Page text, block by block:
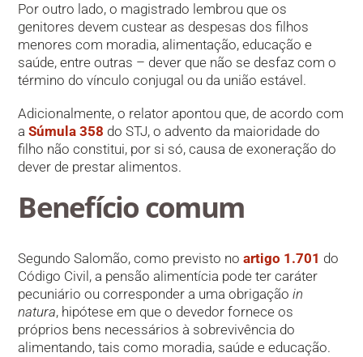
Por outro lado, o magistrado lembrou que os
genitores devem custear as despesas dos filhos
menores com moradia, alimentação, educação e
saúde, entre outras – dever que não se desfaz com o
término do vínculo conjugal ou da união estável.
Adicionalmente, o relator apontou que, de acordo com
aSúmula 358 do STJ, o advento da maioridade do
filho não constitui, por si só, causa de exoneração do
dever de prestar alimentos.
Benefício com​​um
Segundo Salomão, como previsto noartigo 1.701 do
Código Civil, a pensão alimentícia pode ter caráter
pecuniário ou corresponder a uma obrigaçãoin
natura, hipótese em que o devedor fornece os
próprios bens necessários à sobrevivência do
alimentando, tais como moradia, saúde e educação.